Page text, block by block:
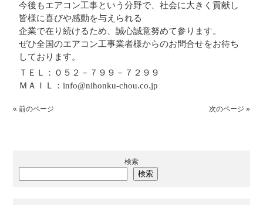
今後もエアコン工事という分野で、社会に大きく貢献し
皆様に喜びや感動を与えられる
企業で在り続けるため、誠心誠意努めて参ります。
ぜひ全国のエアコン工事業者様からのお問合せをお待ち
しております。
ＴＥＬ：０５２－７９９－７２９９
ＭＡＩＬ：info@nihonku-chou.co.jp
« 前のページ 次のページ »
検索
検索